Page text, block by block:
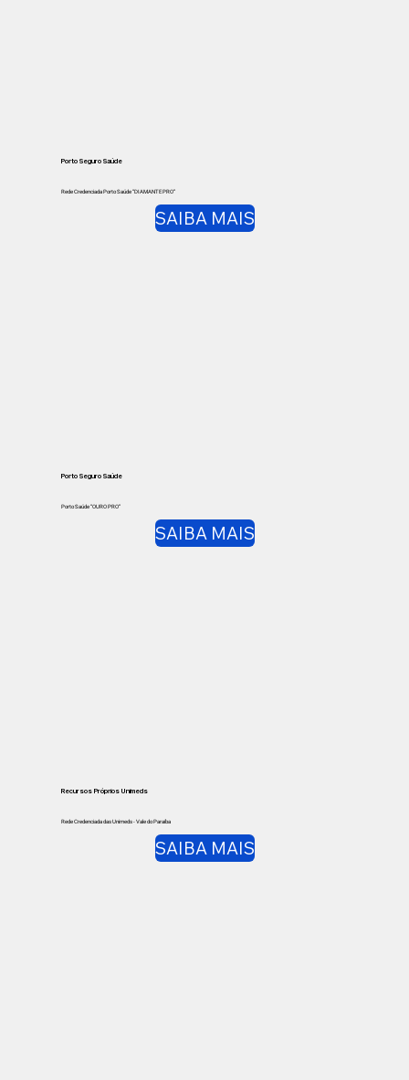
Porto Seguro Saúde
Rede Credenciada Porto Saúde “DIAMANTE PRO”
SAIBA MAIS
Porto Seguro Saúde
Porto Saúde “OURO PRO”
SAIBA MAIS
Recursos Próprios Unimeds
Rede Credenciada das Unimeds - Vale do Paraíba
SAIBA MAIS